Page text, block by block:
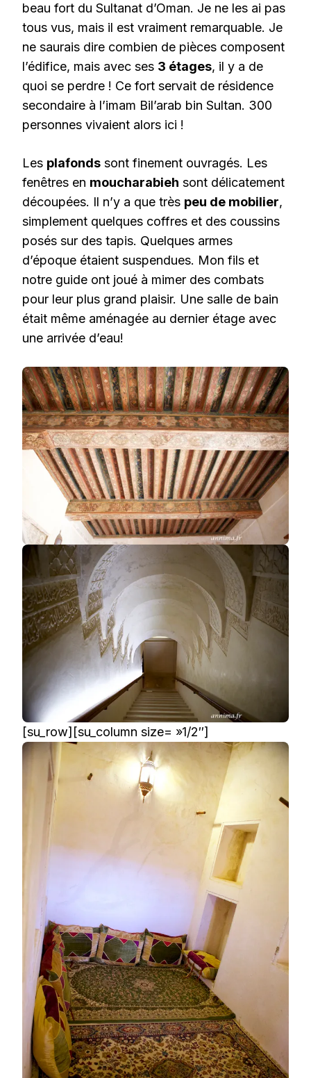
beau fort du Sultanat d’Oman. Je ne les ai pas
tous vus, mais il est vraiment remarquable. Je
ne saurais dire combien de pièces composent
l’édifice, mais avec ses 3 étages, il y a de
quoi se perdre ! Ce fort servait de résidence
secondaire à l’imam Bil’arab bin Sultan. 300
personnes vivaient alors ici !
Les plafonds sont finement ouvragés. Les
fenêtres en moucharabieh sont délicatement
découpées. Il n’y a que très peu de mobilier,
simplement quelques coffres et des coussins
posés sur des tapis. Quelques armes
d’époque étaient suspendues. Mon fils et
notre guide ont joué à mimer des combats
pour leur plus grand plaisir. Une salle de bain
était même aménagée au dernier étage avec
une arrivée d’eau!
[su_row][su_column size= »1/2″]